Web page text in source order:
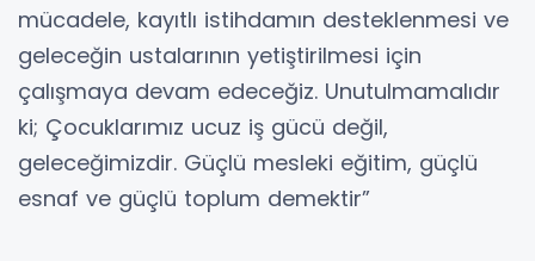
mücadele, kayıtlı istihdamın desteklenmesi ve
geleceğin ustalarının yetiştirilmesi için
çalışmaya devam edeceğiz. Unutulmamalıdır
ki; Çocuklarımız ucuz iş gücü değil,
geleceğimizdir. Güçlü mesleki eğitim, güçlü
esnaf ve güçlü toplum demektir”